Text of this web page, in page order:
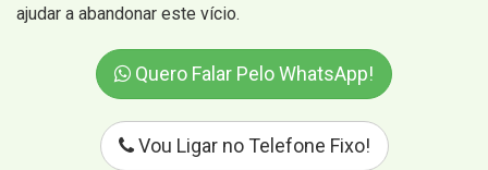
ajudar a abandonar este vício.
Quero Falar Pelo WhatsApp!
Vou Ligar no Telefone Fixo!